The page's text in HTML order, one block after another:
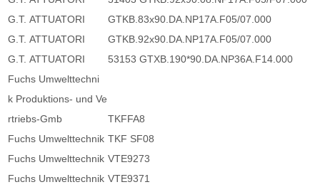
G.T. ATTUATORI
GTKB.83x90.DA.NP17A.F05/07.000
G.T. ATTUATORI
GTKB.92x90.DA.NP17A.F05/07.000
G.T. ATTUATORI
53153 GTXB.190*90.DA.NP36A.F14.000
Fuchs Umwelttechni
k Produktions- und Ve
rtriebs-Gmb
TKFFA8
Fuchs Umwelttechnik TKF SF08
Fuchs Umwelttechnik VTE9273
Fuchs Umwelttechnik VTE9371